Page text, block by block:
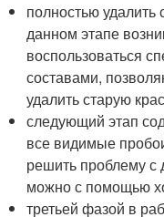
полностью удалить
данном этапе
воспользоваться
составами,
удалить старую
следующий этап
все видимые
решить проблему с
можно с помощью
третьей фазой в